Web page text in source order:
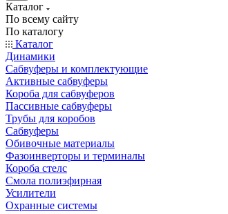
Каталог
По всему сайту
По каталогу
Каталог
Динамики
Сабвуферы и комплектующие
Активные сабвуферы
Короба для сабвуферов
Пассивные сабвуферы
Трубы для коробов
Сабвуферы
Обивочные материалы
Фазоинверторы и терминалы
Короба стелс
Смола полиэфирная
Усилители
Охранные системы